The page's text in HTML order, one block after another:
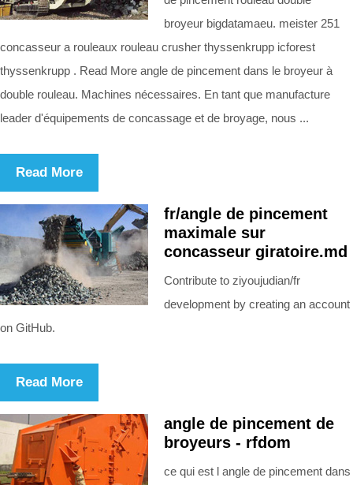
broyeur bigdatamaeu. meister 251
concasseur a rouleaux rouleau crusher thyssenkrupp icforest
thyssenkrupp . Read More angle de pincement dans le broyeur à
double rouleau. Machines nécessaires. En tant que manufacture
leader d'équipements de concassage et de broyage, nous ...
Read More
fr/angle de pincement
maximale sur
concasseur giratoire.md
Contribute to ziyoujudian/fr
development by creating an account
on GitHub.
Read More
angle de pincement de
broyeurs - rfdom
ce qui est l angle de pincement dans